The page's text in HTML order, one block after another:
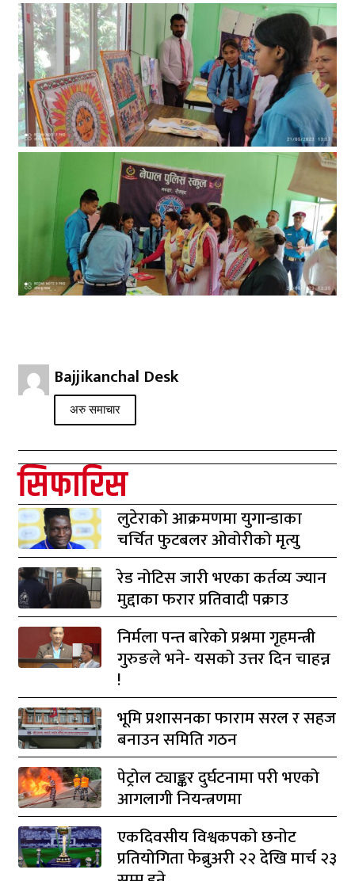
Bajjikanchal Desk
अरु समाचार
सिफारिस
लुटेराको आक्रमणमा युगान्डाका
चर्चित फुटबलर ओवोरीको मृत्यु
रेड नोटिस जारी भएका कर्तव्य ज्यान
मुद्दाका फरार प्रतिवादी पक्राउ
निर्मला पन्त बारेको प्रश्नमा गृहमन्त्री
गुरुङले भने- यसको उत्तर दिन चाहन्न
!
भूमि प्रशासनका फाराम सरल र सहज
बनाउन समिति गठन
पेट्रोल ट्याङ्कर दुर्घटनामा परी भएको
आगलागी नियन्त्रणमा
एकदिवसीय विश्वकपको छनोट
प्रतियोगिता फेब्रुअरी २२ देखि मार्च २३